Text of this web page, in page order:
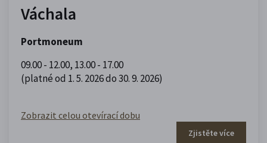
Váchala
Portmoneum
09.00 - 12.00, 13.00 - 17.00
(platné od 1. 5. 2026 do 30. 9. 2026)
Zobrazit celou otevírací dobu
Zjistěte více